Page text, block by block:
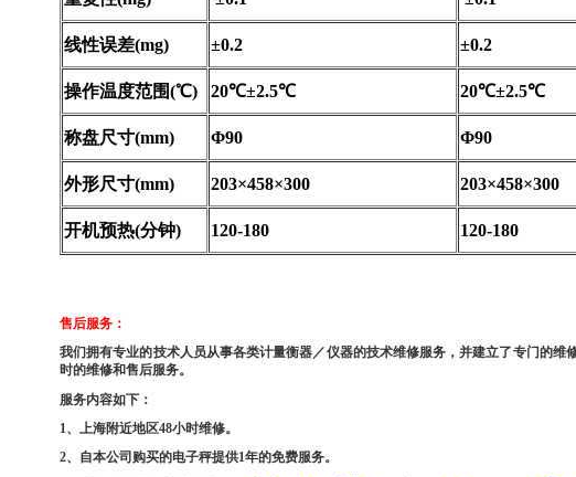
线性误差(mg) ±0.2 ±0.2
操作温度范围(℃) 20℃±2.5℃ 20℃±2.5℃
称盘尺寸(mm) Φ90 Φ90
外形尺寸(mm) 203×458×300 203×458×300
开机预热(分钟) 120-180 120-180
售后服务：
我们拥有专业的技术人员从事各类计量衡器／仪器的技术维修服务，并建立了专门的维
时的维修和售后服务。
服务内容如下：
1、上海附近地区48小时维修。
2、自本公司购买的电子秤提供1年的免费服务。